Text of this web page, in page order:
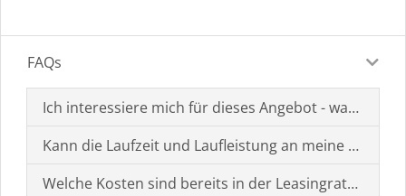
FAQs
Ich interessiere mich für dieses Angebot - was muss
Kann die Laufzeit und Laufleistung an meine
Welche Kosten sind bereits in der Leasingrate